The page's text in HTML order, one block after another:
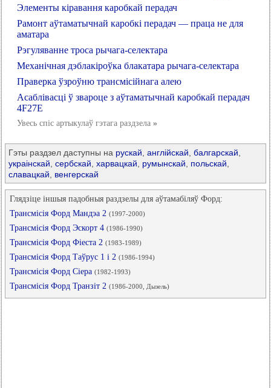
Элементы кіравання каробкай перадач
Рамонт аўтаматычнай каробкі перадач — праца не для
аматара
Рэгуляванне троса рычага-селектара
Механічная дэблакіроўка блакатара рычага-селектара
Праверка ўзроўню трансмісійнага алею
Асаблівасці ў звароце з аўтаматычнай каробкай перадач
4F27E
Увесь спіс артыкулаў гэтага раздзела »
Гэты раздзел даступны на рускай англійскай балгарскай
украінскай сербскай харвацкай румынскай польскай
славацкай
венгерскай
Глядзіце іншыя падобныя раздзелы для аўтамабіляў Форд:
Трансмісія Форд Мандэа 2 (1997-2000)
Трансмісія Форд Эскорт 4 (1986-1990)
Трансмісія Форд Фіеста 2 (1983-1989)
Трансмісія Форд Таўрус 1 і 2 (1986-1994)
Трансмісія Форд Сіера (1982-1993)
Трансмісія Форд Транзіт 2 (1986-2000, Дызель)